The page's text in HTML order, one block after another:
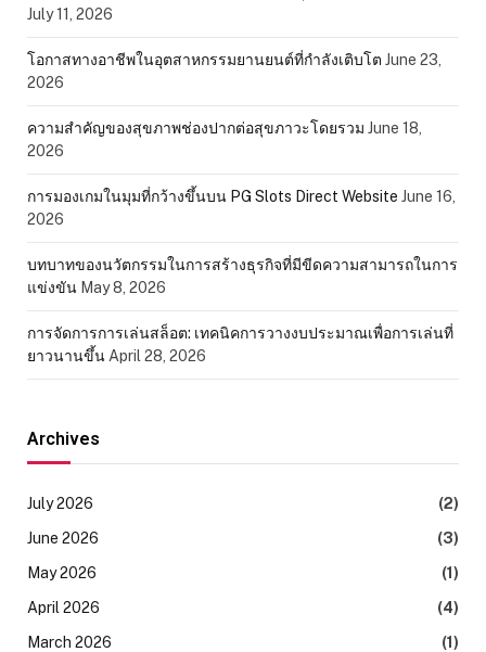
July 11, 2026
โอกาสทางอาชีพในอุตสาหกรรมยานยนต์ที่กำลังเติบโต June 23,
2026
ความสำคัญของสุขภาพช่องปากต่อสุขภาวะโดยรวม June 18,
2026
การมองเกมในมุมที่กว้างขึ้นบน PG Slots Direct Website June 16,
2026
บทบาทของนวัตกรรมในการสร้างธุรกิจที่มีขีดความสามารถในการ
แข่งขัน May 8, 2026
การจัดการการเล่นสล็อต: เทคนิคการวางงบประมาณเพื่อการเล่นที่
ยาวนานขึ้น April 28, 2026
Archives
July 2026
(2)
June 2026
(3)
May 2026
(1)
April 2026
(4)
March 2026
(1)